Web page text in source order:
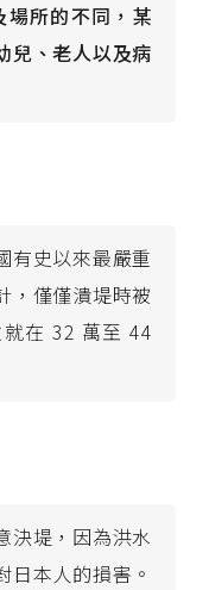
場所的不同，某
兒、老人以及病
有史以來最嚴重
，僅僅潰堤時被
在 32 萬至 44
決堤，因為洪水
本人的損害。